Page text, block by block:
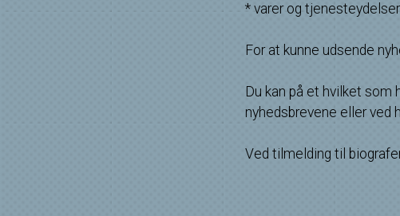
* varer og
For at kunne udsende
Du kan på et hvilket
nyhedsbrevene eller ved
Ved tilmelding til